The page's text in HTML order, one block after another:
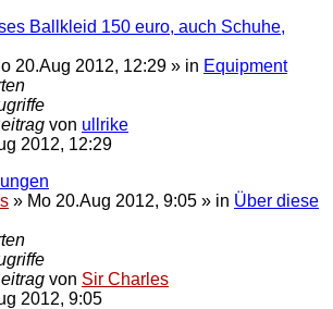
Ballkleid 150 euro, auch Schuhe,
20.Aug 2012, 12:29 » in Equipment
von ullrike
2012, 12:29
» Mo 20.Aug 2012, 9:05 » in Über diese
von Sir Charles
2012, 9:05